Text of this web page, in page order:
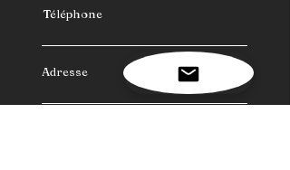
Téléphone
Adresse